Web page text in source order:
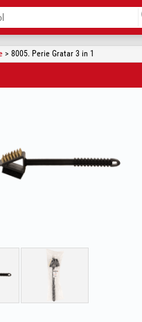
> 8005. Perie Gratar 3 in 1